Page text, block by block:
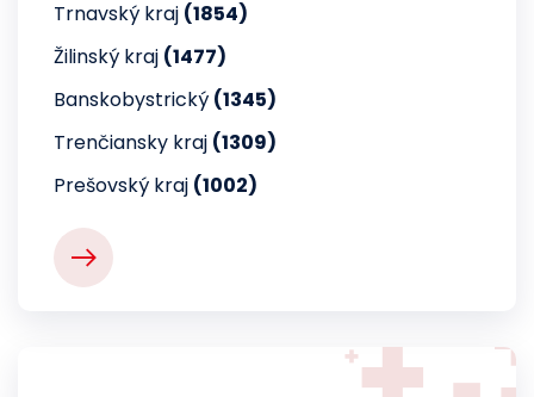
Trnavský kraj (1854)
Žilinský kraj (1477)
Banskobystrický (1345)
Trenčiansky kraj (1309)
Prešovský kraj (1002)